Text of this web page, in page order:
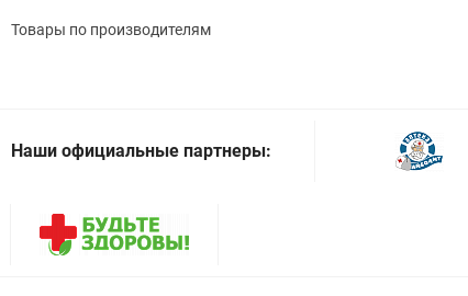
Товары по производителям
Наши официальные партнеры: